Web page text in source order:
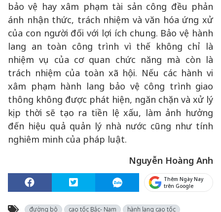
bảo vệ hay xâm phạm tài sản công đều phản
ánh nhận thức, trách nhiệm và văn hóa ứng xử
của con người đối với lợi ích chung. Bảo vệ hành
lang an toàn công trình vì thế không chỉ là
nhiệm vụ của cơ quan chức năng mà còn là
trách nhiệm của toàn xã hội. Nếu các hành vi
xâm phạm hành lang bảo vệ công trình giao
thông không được phát hiện, ngăn chặn và xử lý
kịp thời sẽ tạo ra tiền lệ xấu, làm ảnh hưởng
đến hiệu quả quản lý nhà nước cũng như tính
nghiêm minh của pháp luật.
Nguyễn Hoàng Anh
Thêm Ngày Nay
trên Google
đường bộ cao tốc Bắc- Nam hành lang cao tốc